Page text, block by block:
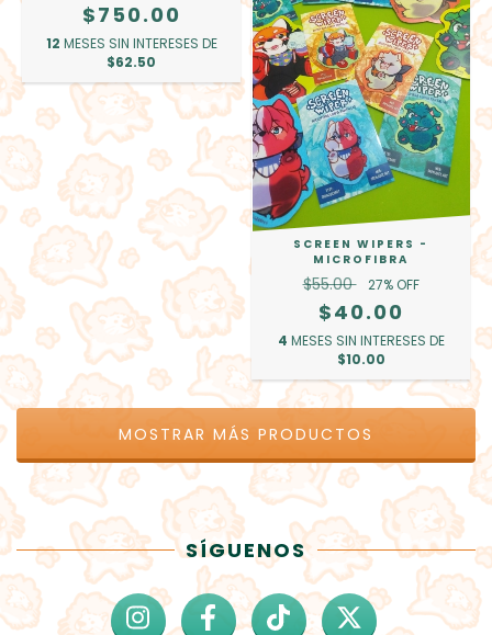
$750.00
12 MESES SIN INTERESES DE
$62.50
SCREEN WIPERS -
MICROFIBRA
$55.00 27% OFF
$40.00
4 MESES SIN INTERESES DE
$10.00
MOSTRAR MÁS PRODUCTOS
SÍGUENOS